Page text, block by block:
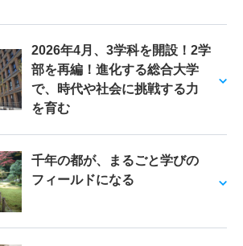
2026年4月、3学科を開設！2学
部を再編！進化する総合大学
で、時代や社会に挑戦する力
を育む
千年の都が、まるごと学びの
フィールドになる